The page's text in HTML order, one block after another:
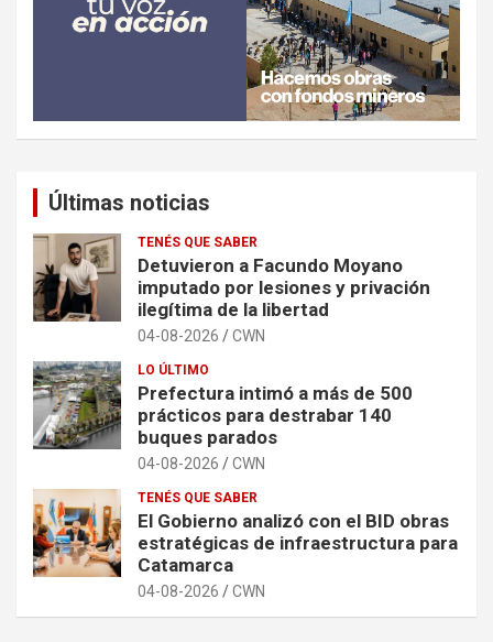
Últimas noticias
TENÉS QUE SABER
Detuvieron a Facundo Moyano
imputado por lesiones y privación
ilegítima de la libertad
04-08-2026 CWN
LO ÚLTIMO
Prefectura intimó a más de 500
prácticos para destrabar 140
buques parados
04-08-2026 CWN
TENÉS QUE SABER
El Gobierno analizó con el BID obras
estratégicas de infraestructura para
Catamarca
04-08-2026 CWN